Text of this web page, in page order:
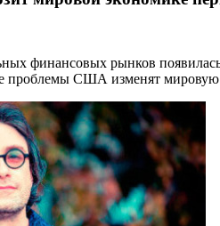
финансовых рынков
США изменят мировую